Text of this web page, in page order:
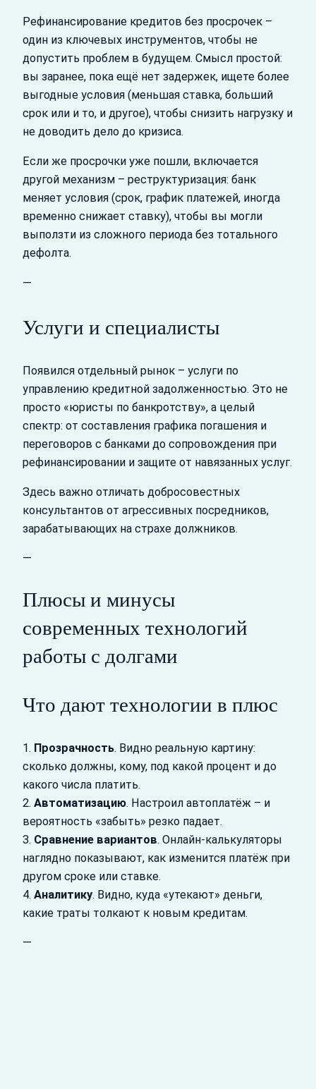
Рефинансирование кредитов без просрочек –
один из ключевых инструментов, чтобы не
допустить проблем в будущем. Смысл простой:
вы заранее, пока ещё нет задержек, ищете более
выгодные условия (меньшая ставка, больший
срок или и то, и другое), чтобы снизить нагрузку и
не доводить дело до кризиса.
Если же просрочки уже пошли, включается
другой механизм – реструктуризация: банк
меняет условия (срок, график платежей, иногда
временно снижает ставку), чтобы вы могли
выползти из сложного периода без тотального
дефолта.
—
Услуги и специалисты
Появился отдельный рынок – услуги по
управлению кредитной задолженностью. Это не
просто «юристы по банкротству», а целый
спектр: от составления графика погашения и
переговоров с банками до сопровождения при
рефинансировании и защите от навязанных услуг.
Здесь важно отличать добросовестных
консультантов от агрессивных посредников,
зарабатывающих на страхе должников.
—
Плюсы и минусы
современных технологий
работы с долгами
Что дают технологии в плюс
1. Прозрачность. Видно реальную картину:
сколько должны, кому, под какой процент и до
какого числа платить.
2. Автоматизацию. Настроил автоплатёж – и
вероятность «забыть» резко падает.
3. Сравнение вариантов. Онлайн‑калькуляторы
наглядно показывают, как изменится платёж при
другом сроке или ставке.
4. Аналитику. Видно, куда «утекают» деньги,
какие траты толкают к новым кредитам.
—